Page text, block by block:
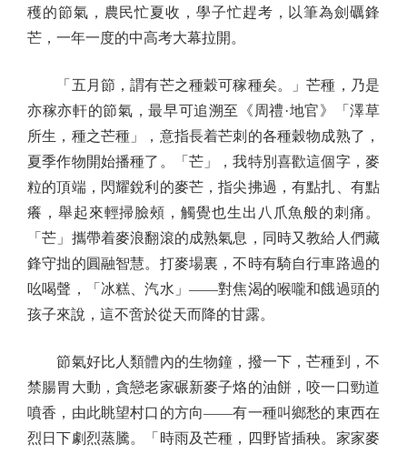
穫的節氣，農民忙夏收，學子忙趕考，以筆為劍礪鋒
芒，一年一度的中高考大幕拉開。
「五月節，謂有芒之種穀可稼種矣。」芒種，乃是
亦稼亦軒的節氣，最早可追溯至《周禮·地官》「澤草
所生，種之芒種」，意指長着芒刺的各種穀物成熟了，
夏季作物開始播種了。「芒」，我特別喜歡這個字，麥
粒的頂端，閃耀銳利的麥芒，指尖拂過，有點扎、有點
癢，舉起來輕掃臉頰，觸覺也生出八爪魚般的刺痛。
「芒」攜帶着麥浪翻滾的成熟氣息，同時又教給人們藏
鋒守拙的圓融智慧。打麥場裏，不時有騎自行車路過的
吆喝聲，「冰糕、汽水」——對焦渴的喉嚨和餓過頭的
孩子來說，這不啻於從天而降的甘露。
節氣好比人類體內的生物鐘，撥一下，芒種到，不
禁腸胃大動，貪戀老家碾新麥子烙的油餅，咬一口勁道
噴香，由此眺望村口的方向——有一種叫鄉愁的東西在
烈日下劇烈蒸騰。「時雨及芒種，四野皆插秧。家家麥